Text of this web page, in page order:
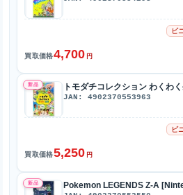
ビ
買取価格4,700 円
新品 トモダチコレクション わくわ
JAN: 4902370553963
ビ
買取価格5,250 円
新品 Pokemon LEGENDS Z-A